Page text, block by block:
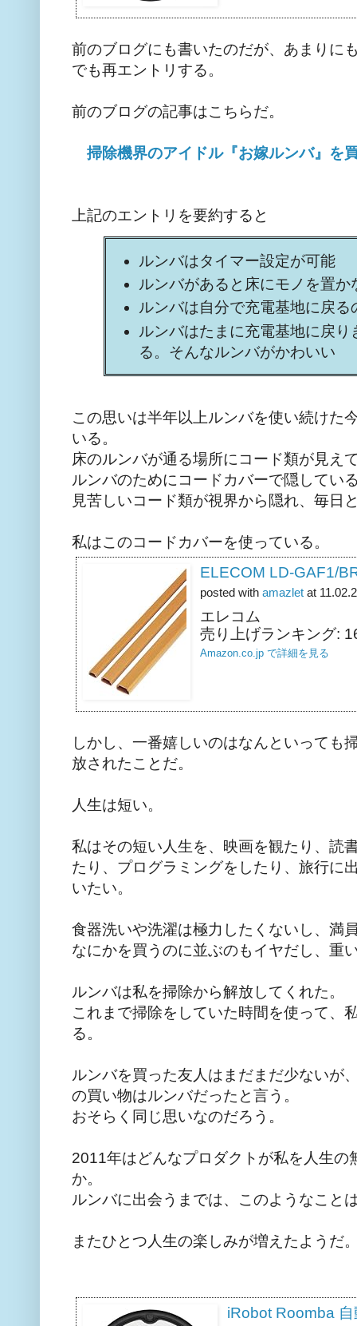
前のブログにも書いたのだが、あまりに
でも再エントリする。
前のブログの記事はこちらだ。
掃除機界のアイドル『お嫁ルンバ』を
上記のエントリを要約すると
ルンバはタイマー設定が可能
ルンバがあると床にモノを置か
ルンバは自分で充電基地に戻る
ルンバはたまに充電基地に戻
る。そんなルンバがかわいい
この思いは半年以上ルンバを使い続けた
いる。
床のルンバが通る場所にコード類が見え
ルンバのためにコードカバーで隠してい
見苦しいコード類が視界から隠れ、毎日
私はこのコードカバーを使っている。
ELECOM LD-GAF1/
posted with amazlet at
エレコム
売り上げランキング:
Amazon.co.jp で詳細を見る
しかし、一番嬉しいのはなんといっても
放されたことだ。
人生は短い。
私はその短い人生を、映画を観たり、読
たり、プログラミングをしたり、旅行に
いたい。
食器洗いや洗濯は極力したくないし、満
なにかを買うのに並ぶのもイヤだし、重
ルンバは私を掃除から解放してくれた。
これまで掃除をしていた時間を使って、
る。
ルンバを買った友人はまだまだ少ないが
の買い物はルンバだったと言う。
おそらく同じ思いなのだろう。
2011年はどんなプロダクトが私を人生の
か。
ルンバに出会うまでは、このようなこと
またひとつ人生の楽しみが増えたようだ
iRobot Roomba